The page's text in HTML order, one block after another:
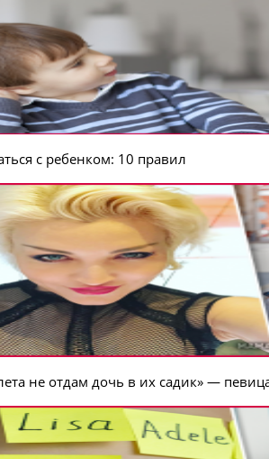
с ребенком: 10 правил
не отдам дочь в их садик» —